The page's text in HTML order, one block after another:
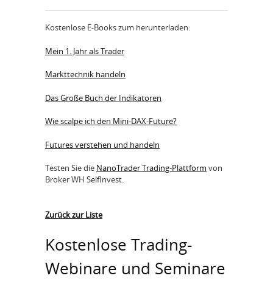
Kostenlose E-Books zum herunterladen:
Mein 1. Jahr als Trader
Markttechnik handeln
Das Große Buch der Indikatoren
Wie scalpe ich den Mini-DAX-Future?
Futures verstehen und handeln
Testen Sie die NanoTrader Trading-Plattform von
Broker WH SelfInvest.
Zurück zur Liste
Kostenlose Trading-
Webinare und Seminare